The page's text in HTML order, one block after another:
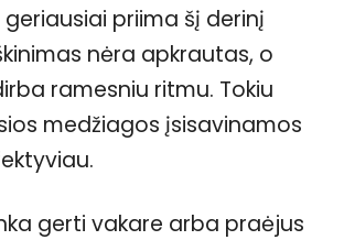
priima šį derinį
nėra apkrautas, o
ramesniu ritmu. Tokiu
medžiagos įsisavinamos
gerti vakare arba praėjus